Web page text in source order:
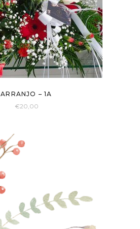
ARRANJO – 1A
€20,00